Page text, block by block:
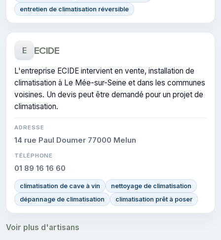
entretien de climatisation réversible
E ECIDE
L'entreprise ECIDE intervient en vente, installation de
climatisation à Le Mée-sur-Seine et dans les communes
voisines. Un devis peut être demandé pour un projet de
climatisation.
ADRESSE
14 rue Paul Doumer 77000 Melun
TÉLÉPHONE
01 89 16 16 60
climatisation de cave à vin
nettoyage de climatisation
dépannage de climatisation
climatisation prêt à poser
Voir plus d'artisans